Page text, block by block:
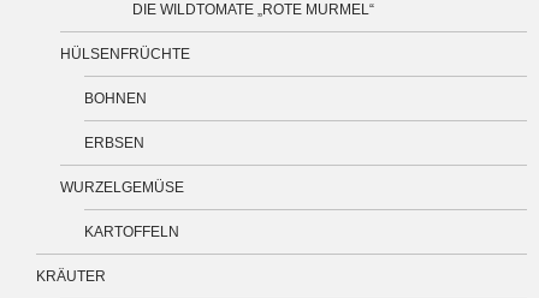
DIE WILDTOMATE „ROTE MURMEL“
HÜLSENFRÜCHTE
BOHNEN
ERBSEN
WURZELGEMÜSE
KARTOFFELN
KRÄUTER